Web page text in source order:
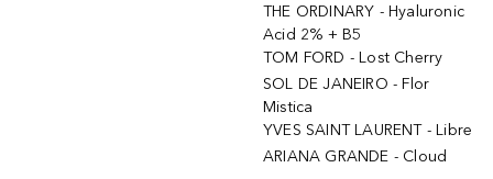
THE ORDINARY - Hyaluronic
Acid 2% + B5
TOM FORD - Lost Cherry
SOL DE JANEIRO - Flor
Mistica
YVES SAINT LAURENT - Libre
ARIANA GRANDE - Cloud